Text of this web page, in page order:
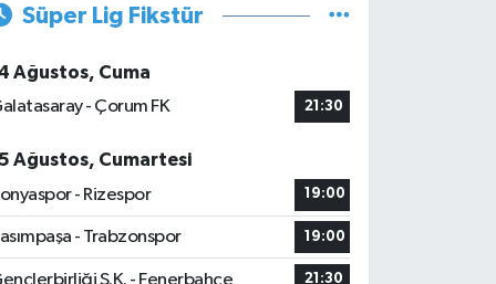
Süper Lig Fikstür
Ağustos, Cuma
- Çorum FK
21:30
Ağustos, Cumartesi
- Rizespor
19:00
- Trabzonspor 19:00
S.K. - Fenerbahçe 21:30